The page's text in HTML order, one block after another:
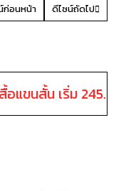
ก่อนหน้า ดีไซน์ถัดไป
อแขนสั้น เริ่ม 245.-